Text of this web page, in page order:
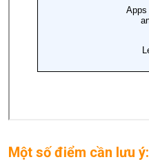
Một số điểm cần lưu ý: